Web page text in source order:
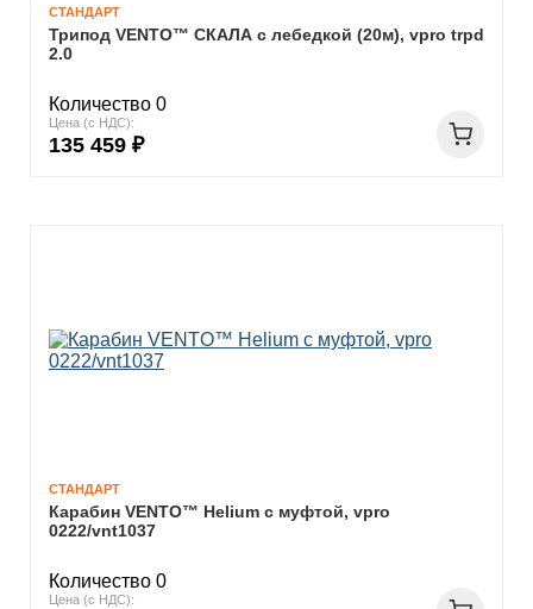
СТАНДАРТ
Трипод VENTO™ СКАЛА с лебедкой (20м), vpro trpd
2.0
Количество 0
Цена (с НДС):
135 459 ₽
СТАНДАРТ
Карабин VENTO™ Helium с муфтой, vpro
0222/vnt1037
Количество 0
Цена (с НДС):